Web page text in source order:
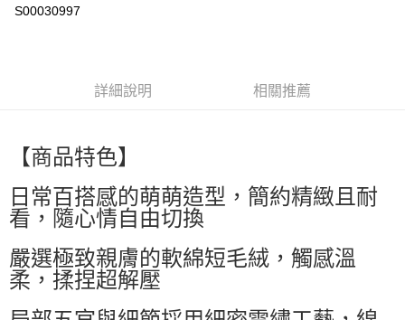
全家付款取貨
每筆NT$60，滿NT$599(含以上)免運費
每筆NT$60，滿NT$599(含以上)免運費
每筆NT$60，滿NT$599(含以上)免運費
每筆NT$60，滿NT$599(含以上)免運費
S00030997
詳細說明 相關推薦
【商品特色】
日常百搭感的萌萌造型，簡約精緻且耐
看，隨心情自由切換
嚴選極致親膚的軟綿短毛絨，觸感溫
柔，揉捏超解壓